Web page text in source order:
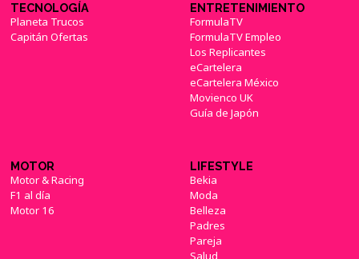
TECNOLOGÍA
Planeta Trucos
Capitán Ofertas
ENTRETENIMIENTO
FormulaTV
FormulaTV Empleo
Los Replicantes
eCartelera
eCartelera México
Movienco UK
Guía de Japón
MOTOR
Motor & Racing
F1 al día
Motor 16
LIFESTYLE
Bekia
Moda
Belleza
Padres
Pareja
Salud